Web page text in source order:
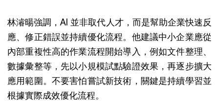
林濬暘強調，AI 並非取代人才，而是幫助企業快速反
應、修正錯誤並持續優化流程。他建議中小企業應從
內部重複性高的作業流程開始導入，例如文件整理、
數據彙整等，先以小規模試點驗證效果，再逐步擴大
應用範圍。不要害怕嘗試新技術，關鍵是持續學習並
根據實際成效優化流程。